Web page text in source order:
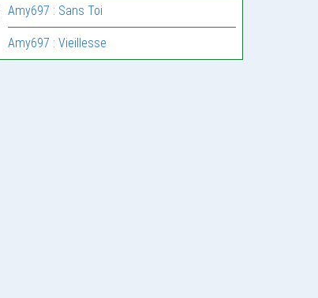
Amy697 : Sans Toi
Amy697 : Vieillesse